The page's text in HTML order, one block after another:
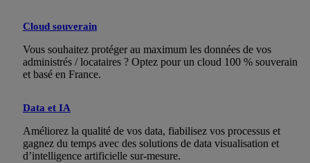
Cloud souverain
Vous souhaitez protéger au maximum les données de vos
administrés / locataires ? Optez pour un cloud 100 % souverain
et basé en France.
Data et IA
Améliorez la qualité de vos data, fiabilisez vos processus et
gagnez du temps avec des solutions de data visualisation et
d’intelligence artificielle sur-mesure.